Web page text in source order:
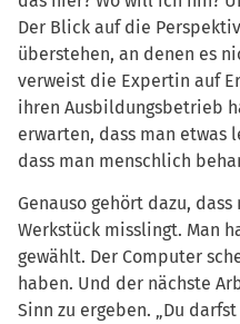
Der Blick auf die
überstehen, an denen es
verweist die Expertin auf
ihren Ausbildungsbetrieb
erwarten, dass man etwas
dass man menschlich
Genauso gehört dazu,
Werkstück misslingt. Man
gewählt. Der Computer
haben. Und der nächste
Sinn zu ergeben. „Du